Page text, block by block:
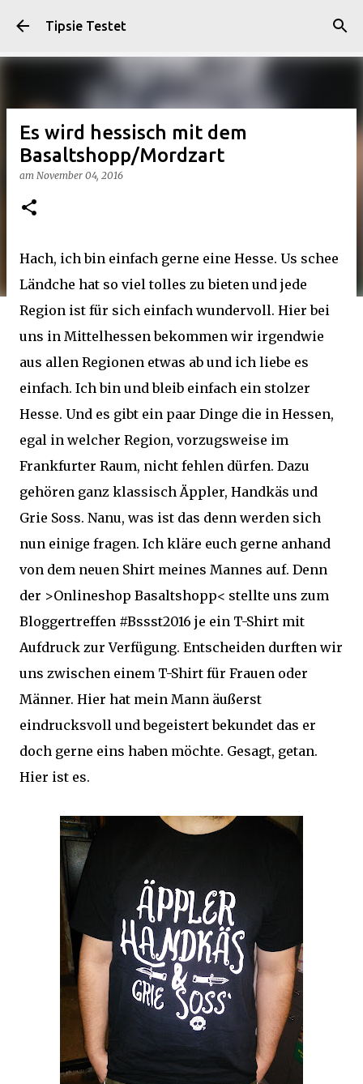
Direkt zum Hauptbereich
Tipsie Testet
Es wird hessisch mit dem
Basaltshopp/Mordzart
am November 04, 2016
Hach, ich bin einfach gerne eine Hesse. Us schee
Ländche hat so viel tolles zu bieten und jede
Region ist für sich einfach wundervoll. Hier bei
uns in Mittelhessen bekommen wir irgendwie
aus allen Regionen etwas ab und ich liebe es
einfach. Ich bin und bleib einfach ein stolzer
Hesse. Und es gibt ein paar Dinge die in Hessen,
egal in welcher Region, vorzugsweise im
Frankfurter Raum, nicht fehlen dürfen. Dazu
gehören ganz klassisch Äppler, Handkäs und
Grie Soss. Nanu, was ist das denn werden sich
nun einige fragen. Ich kläre euch gerne anhand
von dem neuen Shirt meines Mannes auf. Denn
der >Onlineshop Basaltshopp< stellte uns zum
Bloggertreffen #Bssst2016 je ein T-Shirt mit
Aufdruck zur Verfügung. Entscheiden durften wir
uns zwischen einem T-Shirt für Frauen oder
Männer. Hier hat mein Mann äußerst
eindrucksvoll und begeistert bekundet das er
doch gerne eins haben möchte. Gesagt, getan.
Hier ist es.